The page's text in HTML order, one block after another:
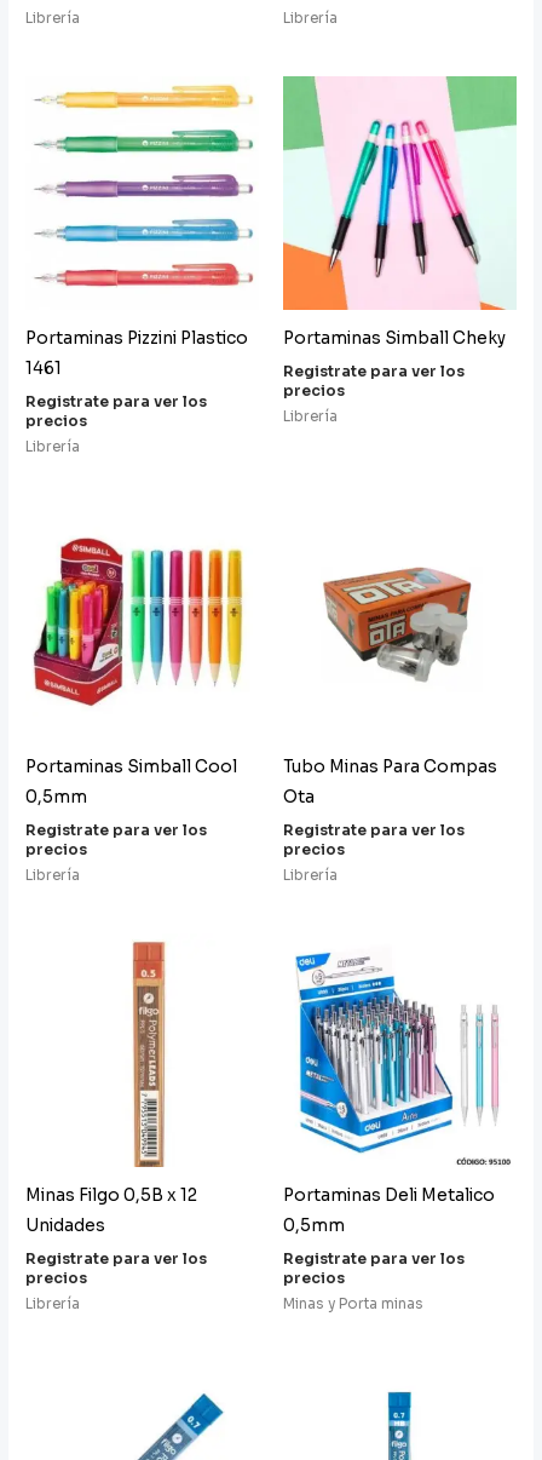
Librería Librería
Portaminas Pizzini Plastico
1461
Registrate para ver los
precios
Librería
Portaminas Simball Cheky
Registrate para ver los
precios
Librería
Portaminas Simball Cool
0,5mm
Registrate para ver los
precios
Librería
Tubo Minas Para Compas
Ota
Registrate para ver los
precios
Librería
Minas Filgo 0,5B x 12
Unidades
Registrate para ver los
precios
Librería
Portaminas Deli Metalico
0,5mm
Registrate para ver los
precios
Minas y Porta minas